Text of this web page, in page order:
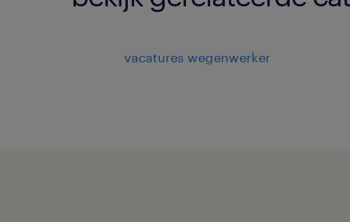
vacatures wegenwerker